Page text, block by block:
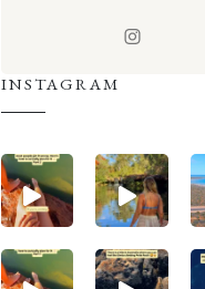
INSTAGRAM